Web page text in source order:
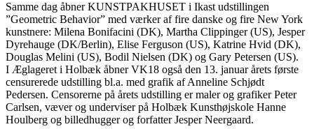
Samme dag åbner KUNSTPAKHUSET i Ikast udstillingen
”Geometric Behavior” med værker af fire danske og fire New York
kunstnere: Milena Bonifacini (DK), Martha Clippinger (US), Jesper
Dyrehauge (DK/Berlin), Elise Ferguson (US), Katrine Hvid (DK),
Douglas Melini (US), Bodil Nielsen (DK) og Gary Petersen (US).
I Æglageret i Holbæk åbner VK18 også den 13. januar årets første
censurerede udstilling bl.a. med grafik af Anneline Schjødt
Pedersen. Censorerne på årets udstilling er maler og grafiker Peter
Carlsen, væver og underviser på Holbæk Kunsthøjskole Hanne
Houlberg og billedhugger og forfatter Jesper Neergaard.